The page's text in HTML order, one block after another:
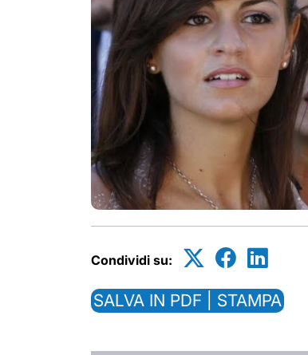
Condividi su:
SALVA IN PDF | STAMPA